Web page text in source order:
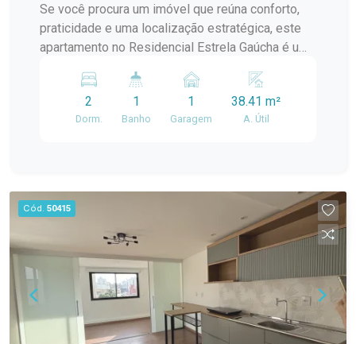
Se você procura um imóvel que reúna conforto,
praticidade e uma localização estratégica, este
apartamento no Residencial Estrela Gaúcha é uma
distribuídos e ótima iluminação natural, é ideal
para quem deseja viver com comodidade no dia a
aproveitamento do espaço; Banheiro completo;
Apartamento localizado no 3º andar,
proporcionando mais privacidade, boa ventilação
e excelente iluminação natural. Localização
Localizado na Avenida Duque de Caxias, o
Residencial Estrela Gaúcha oferece fácil acesso
aos principais pontos da cidade. O imóvel está
próximo a supermercados, escolas, farmácias,
2
Dorm.
1
Banho
1
Garagem
38.41 m²
A. Útil
Cód. 50415